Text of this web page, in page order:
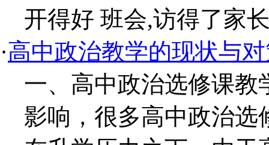
开得好 班会,访得了家
·高中政治教学的现状与
一、高中政治选修课教
影响，很多高中政治选